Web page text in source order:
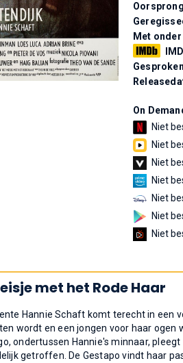
Met
On
Niet
Niet
Niet
Niet
Niet
Niet
Niet
met het Rode Haar
Hannie Schaft komt terecht in een
wordt en een jongen voor haar
ondertussen Hannie's minnaar,
getroffen. De Gestapo vindt haar